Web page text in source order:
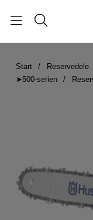
Start Reservedele
➤500-serien